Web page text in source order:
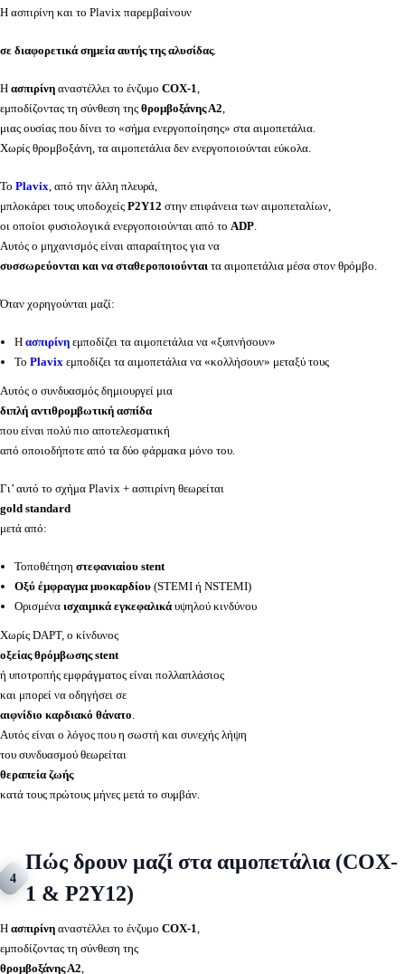
Η ασπιρίνη και το Plavix παρεμβαίνουν
σε διαφορετικά σημεία αυτής της αλυσίδας.
Η ασπιρίνη αναστέλλει το ένζυμο COX-1,
εμποδίζοντας τη σύνθεση της θρομβοξάνης Α2,
μιας ουσίας που δίνει το «σήμα ενεργοποίησης» στα αιμοπετάλια.
Χωρίς θρομβοξάνη, τα αιμοπετάλια δεν ενεργοποιούνται εύκολα.
Το Plavix, από την άλλη πλευρά,
μπλοκάρει τους υποδοχείς P2Y12 στην επιφάνεια των αιμοπεταλίων,
οι οποίοι φυσιολογικά ενεργοποιούνται από το ADP.
Αυτός ο μηχανισμός είναι απαραίτητος για να
συσσωρεύονται και να σταθεροποιούνται τα αιμοπετάλια μέσα στον θρόμβο.
Όταν χορηγούνται μαζί:
Η ασπιρίνηεμποδίζει τα αιμοπετάλια να «ξυπνήσουν»
Το Plavixεμποδίζει τα αιμοπετάλια να «κολλήσουν» μεταξύ τους
Αυτός ο συνδυασμός δημιουργεί μια
διπλή αντιθρομβωτική ασπίδα
που είναι πολύ πιο αποτελεσματική
από οποιοδήποτε από τα δύο φάρμακα μόνο του.
Γι’ αυτό το σχήμα Plavix + ασπιρίνη θεωρείται
gold standard
μετά από:
Τοποθέτηση στεφανιαίου stent
Οξύ έμφραγμα μυοκαρδίου(STEMI ή NSTEMI)
Ορισμένα ισχαιμικά εγκεφαλικάυψηλού κινδύνου
Χωρίς DAPT, ο κίνδυνος
οξείας θρόμβωσης stent
ή υποτροπής εμφράγματος είναι πολλαπλάσιος
και μπορεί να οδηγήσει σε
αιφνίδιο καρδιακό θάνατο.
Αυτός είναι ο λόγος που η σωστή και συνεχής λήψη
του συνδυασμού θεωρείται
θεραπεία ζωής
κατά τους πρώτους μήνες μετά το συμβάν.
4
Πώς δρουν μαζί στα αιμοπετάλια (COX-
1 & P2Y12)
Η ασπιρίνη αναστέλλει το ένζυμο COX-1,
εμποδίζοντας τη σύνθεση της
θρομβοξάνης Α2,